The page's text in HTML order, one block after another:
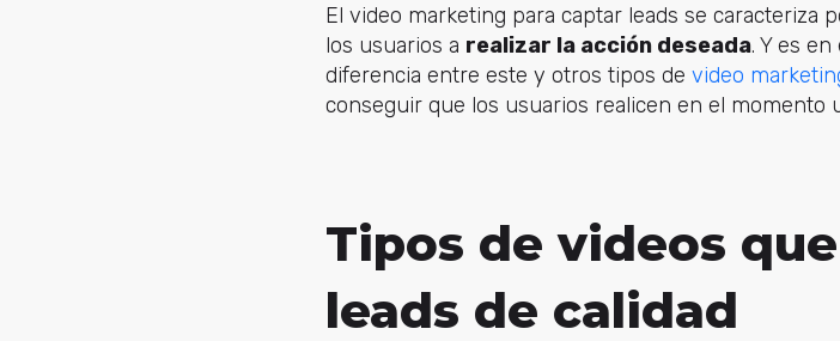
El video marketing para captar leads se
los usuarios a realizar la acción deseada. Y es
diferencia entre este y otros tipos de video
conseguir que los usuarios realicen en el momento
Tipos de videos
leads de calidad